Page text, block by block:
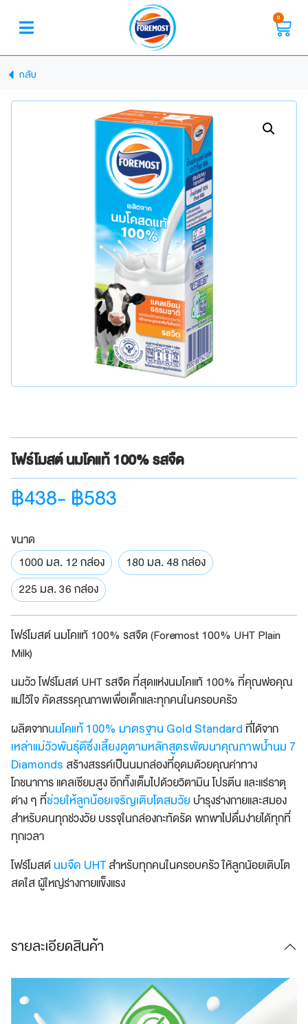
0
กลับ
โฟร์โมสต์ นมโคแท้ 100% รสจืด
฿438- ฿583
ขนาด
1000 มล. 12 กล่อง
180 มล. 48 กล่อง
225 มล. 36 กล่อง
โฟร์โมสต์ นมโคแท้ 100% รสจืด (Foremost 100% UHT Plain
Milk)
นมวัว โฟร์โมสต์ UHT รสจืด ที่สุดแห่งนมโคแท้ 100% ที่คุณพ่อคุณ
แม่ไว้ใจ คัดสรรคุณภาพเพื่อเด็กและทุกคนในครอบครัว
ผลิตจากนมโคแท้ 100% มาตรฐาน Gold Standard ที่ได้จาก
เหล่าแม่วัวพันธุ์ดีซึ่งเลี้ยงดูตามหลักสูตรพัฒนาคุณภาพน้ำนม 7
Diamonds สร้างสรรค์เป็นนมกล่องที่อุดมด้วยคุณค่าทาง
โภชนาการ แคลเซียมสูง อีกทั้งเต็มไปด้วยวิตามิน โปรตีน และแร่ธาตุ
ต่าง ๆ ที่ช่วยให้ลูกน้อยเจริญเติบโตสมวัย บำรุงร่างกายและสมอง
สำหรับคนทุกช่วงวัย บรรจุในกล่องกะทัดรัด พกพาไปดื่มง่ายได้ทุกที่
ทุกเวลา
โฟร์โมสต์นมจืด UHTสำหรับทุกคนในครอบครัว ให้ลูกน้อยเติบโต
สดใส ผู้ใหญ่ร่างกายแข็งแรง
รายละเอียดสินค้า